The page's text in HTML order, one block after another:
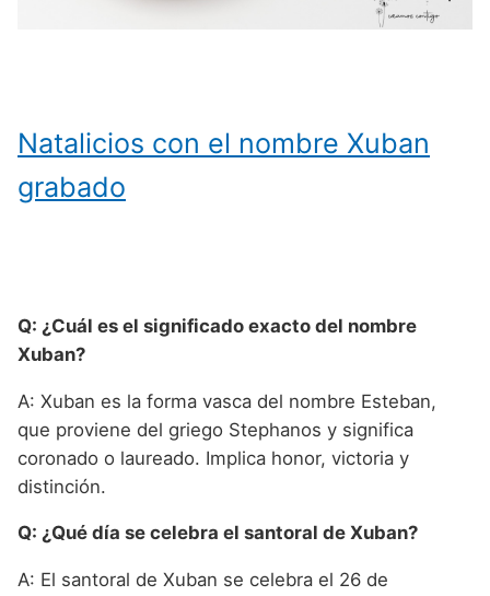
Natalicios con el nombre Xuban
grabado
Q: ¿Cuál es el significado exacto del nombre
Xuban?
A: Xuban es la forma vasca del nombre Esteban,
que proviene del griego Stephanos y significa
coronado o laureado. Implica honor, victoria y
distinción.
Q: ¿Qué día se celebra el santoral de Xuban?
A: El santoral de Xuban se celebra el 26 de